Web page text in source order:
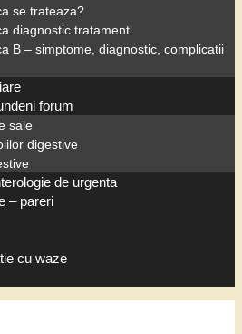
se trateaza?
diagnostic tratament
B – simptome, diagnostic, complicatii
forum
sale
digestive
de urgenta
– pareri
cu waze